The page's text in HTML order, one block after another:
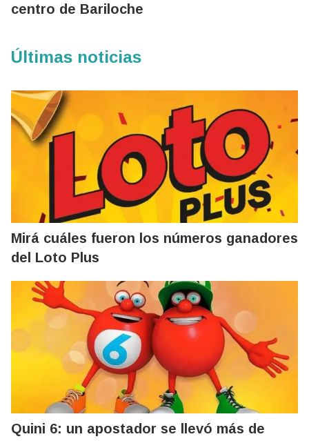
centro de Bariloche
Últimas noticias
Mirá cuáles fueron los números ganadores
del Loto Plus
Quini 6: un apostador se llevó más de